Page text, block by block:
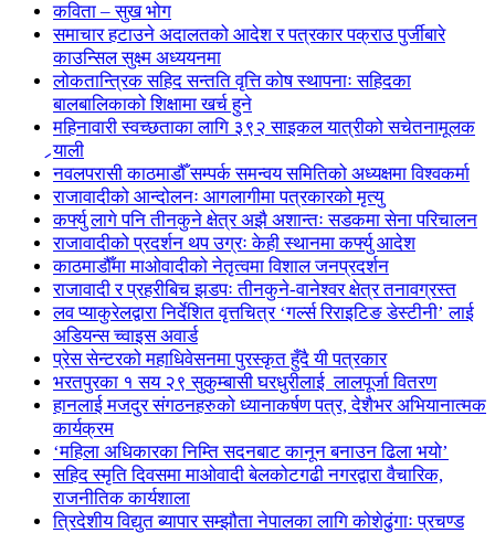
कविता – सुख भोग
समाचार हटाउने अदालतको आदेश र पत्रकार पक्राउ पुर्जीबारे
काउन्सिल सुक्ष्म अध्ययनमा
लोकतान्त्रिक सहिद सन्तति वृत्ति कोष स्थापनाः सहिदका
बालबालिकाको शिक्षामा खर्च हुने
महिनावारी स्वच्छताका लागि ३९२ साइकल यात्रीको सचेतनामूलक
र्‍याली
नवलपरासी काठमाडौँ सम्पर्क समन्वय समितिको अध्यक्षमा विश्वकर्मा
राजावादीको आन्दोलनः आगलागीमा पत्रकारको मृत्यु
कर्फ्यु लागे पनि तीनकुने क्षेत्र अझै अशान्तः सडकमा सेना परिचालन
राजावादीको प्रदर्शन थप उग्रः केही स्थानमा कर्फ्यु आदेश
काठमाडौँमा माओवादीको नेतृत्वमा विशाल जनप्रदर्शन
राजावादी र प्रहरीबिच झडपः तीनकुने-वानेश्वर क्षेत्र तनावग्रस्त
लव प्याकुरेलद्वारा निर्देशित वृत्तचित्र ‘गर्ल्स रिराइटिङ डेस्टीनी’ लाई
अडियन्स च्वाइस अवार्ड
प्रेस सेन्टरको महाधिवेसनमा पुरस्कृत हुँदै यी पत्रकार
भरतपुरका १ सय २९ सुकुम्बासी घरधुरीलाई लालपूर्जा वितरण
हानलाई मजदुर संगठनहरुको ध्यानाकर्षण पत्र, देशैभर अभियानात्मक
कार्यक्रम
‘महिला अधिकारका निम्ति सदनबाट कानून बनाउन ढिला भयो’
सहिद स्मृति दिवसमा माओवादी बेलकोटगढी नगरद्वारा वैचारिक,
राजनीतिक कार्यशाला
त्रिदेशीय विद्युत ब्यापार सम्झौता नेपालका लागि कोशेढुंगाः प्रचण्ड